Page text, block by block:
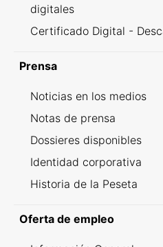
digitales
Certificado Digital -
Prensa
Noticias en los medios
Notas de prensa
Dossieres disponibles
Identidad corporativa
Historia de la Peseta
Oferta de empleo